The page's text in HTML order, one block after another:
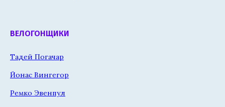
ВЕЛОГОНЩИКИ
Тадей Погачар
Йонас Вингегор
Ремко Эвенпул